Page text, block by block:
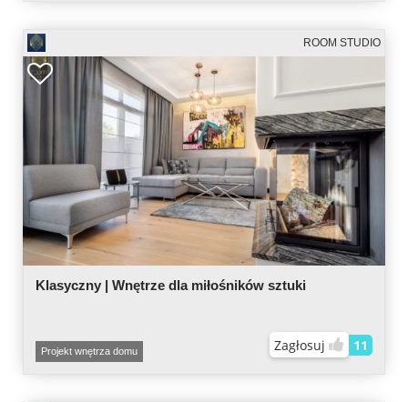
ROOM STUDIO
Klasyczny | Wnętrze dla miłośników sztuki
Projekt wnętrza domu Zagłosuj 11